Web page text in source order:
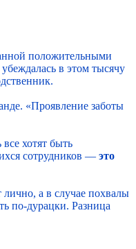
положительными
в этом тысячу
«Проявление заботы
хотят быть
сотрудников — это
а в случае похвалы
по-дурацки. Разница